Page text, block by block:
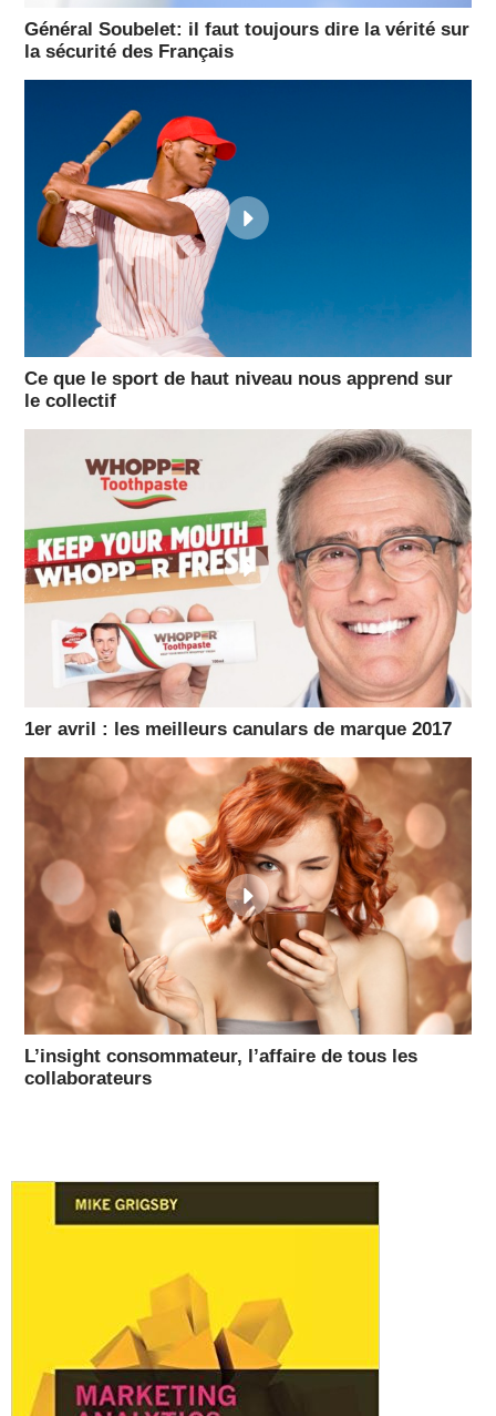
Général Soubelet: il faut toujours dire la vérité sur
la sécurité des Français
Ce que le sport de haut niveau nous apprend sur
le collectif
1er avril : les meilleurs canulars de marque 2017
L’insight consommateur, l’affaire de tous les
collaborateurs